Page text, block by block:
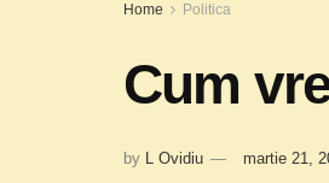
Home Politica
Cum
by L Ovidiu martie 21,